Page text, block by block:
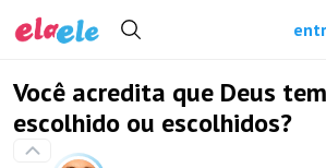
Você acredita que Deus
escolhido ou escolhidos?